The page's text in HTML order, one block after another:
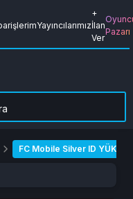
Yayıncılarımız
+
İlan
Ver
Pazarı
FC Mobile Silver ID YÜKLET